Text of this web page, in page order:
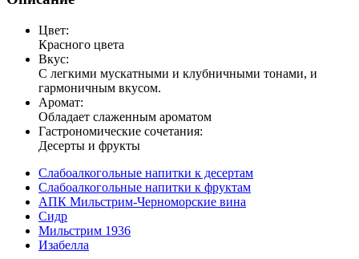
Цвет:
Красного цвета
Вкус:
С легкими мускатными и клубничными тонами, и
гармоничным вкусом.
Аромат:
Обладает слаженным ароматом
Гастрономические сочетания:
Десерты и фрукты
Слабоалкогольные напитки к десертам
Слабоалкогольные напитки к фруктам
АПК Мильстрим-Черноморские вина
Сидр
Мильстрим 1936
Изабелла